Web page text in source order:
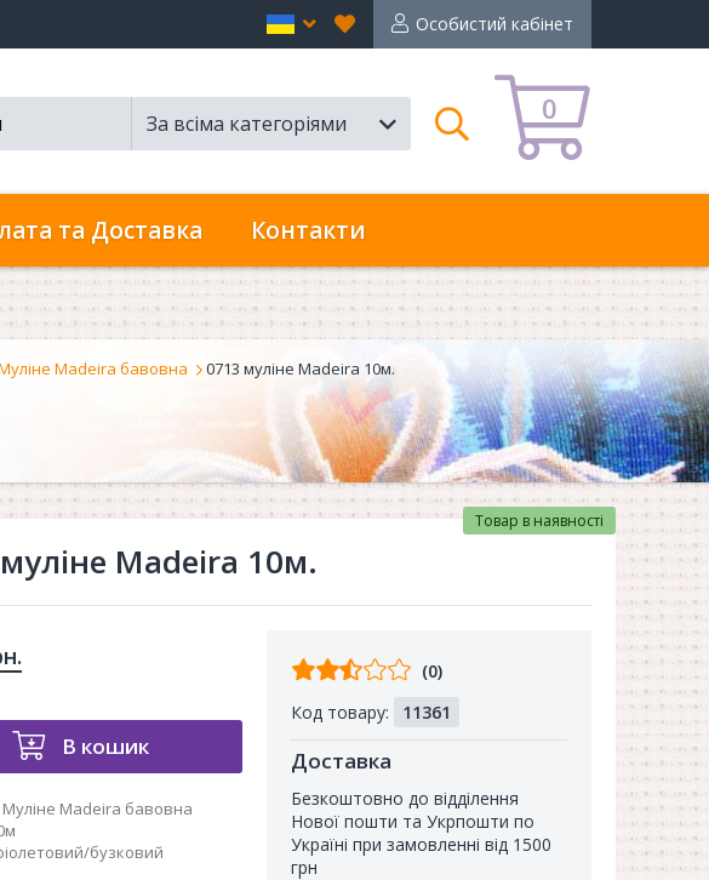
Особистий кабінет
Вибране
en
0
За всіма категоріями
Пошук
та Доставка Контакти
Madeira бавовна 0713 муліне Madeira 10м.
Madeira 10м.
Товар в наявності
В кошик
Муліне Madeira бавовна
бузковий
Відгуків
покупців
(0)
Код товару:
11361
Доставка
Безкоштовно до відділення
Нової пошти та Укрпошти по
Україні при замовленні від 1500
грн